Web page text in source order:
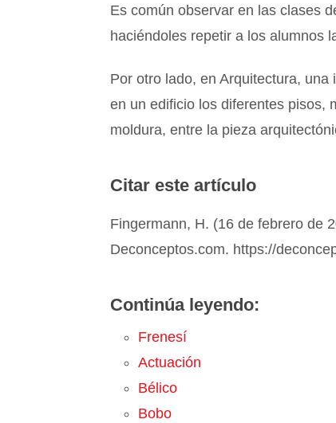
Es común observar en las clases
haciéndoles repetir a los alumnos
Por otro lado, en Arquitectura,
en un edificio los diferentes pisos,
moldura, entre la pieza
Citar este artículo
Fingermann, H. (16 de febrero de
Deconceptos.com. https://
Continúa leyendo:
Frenesí
Actuación
Bélico
Bobo